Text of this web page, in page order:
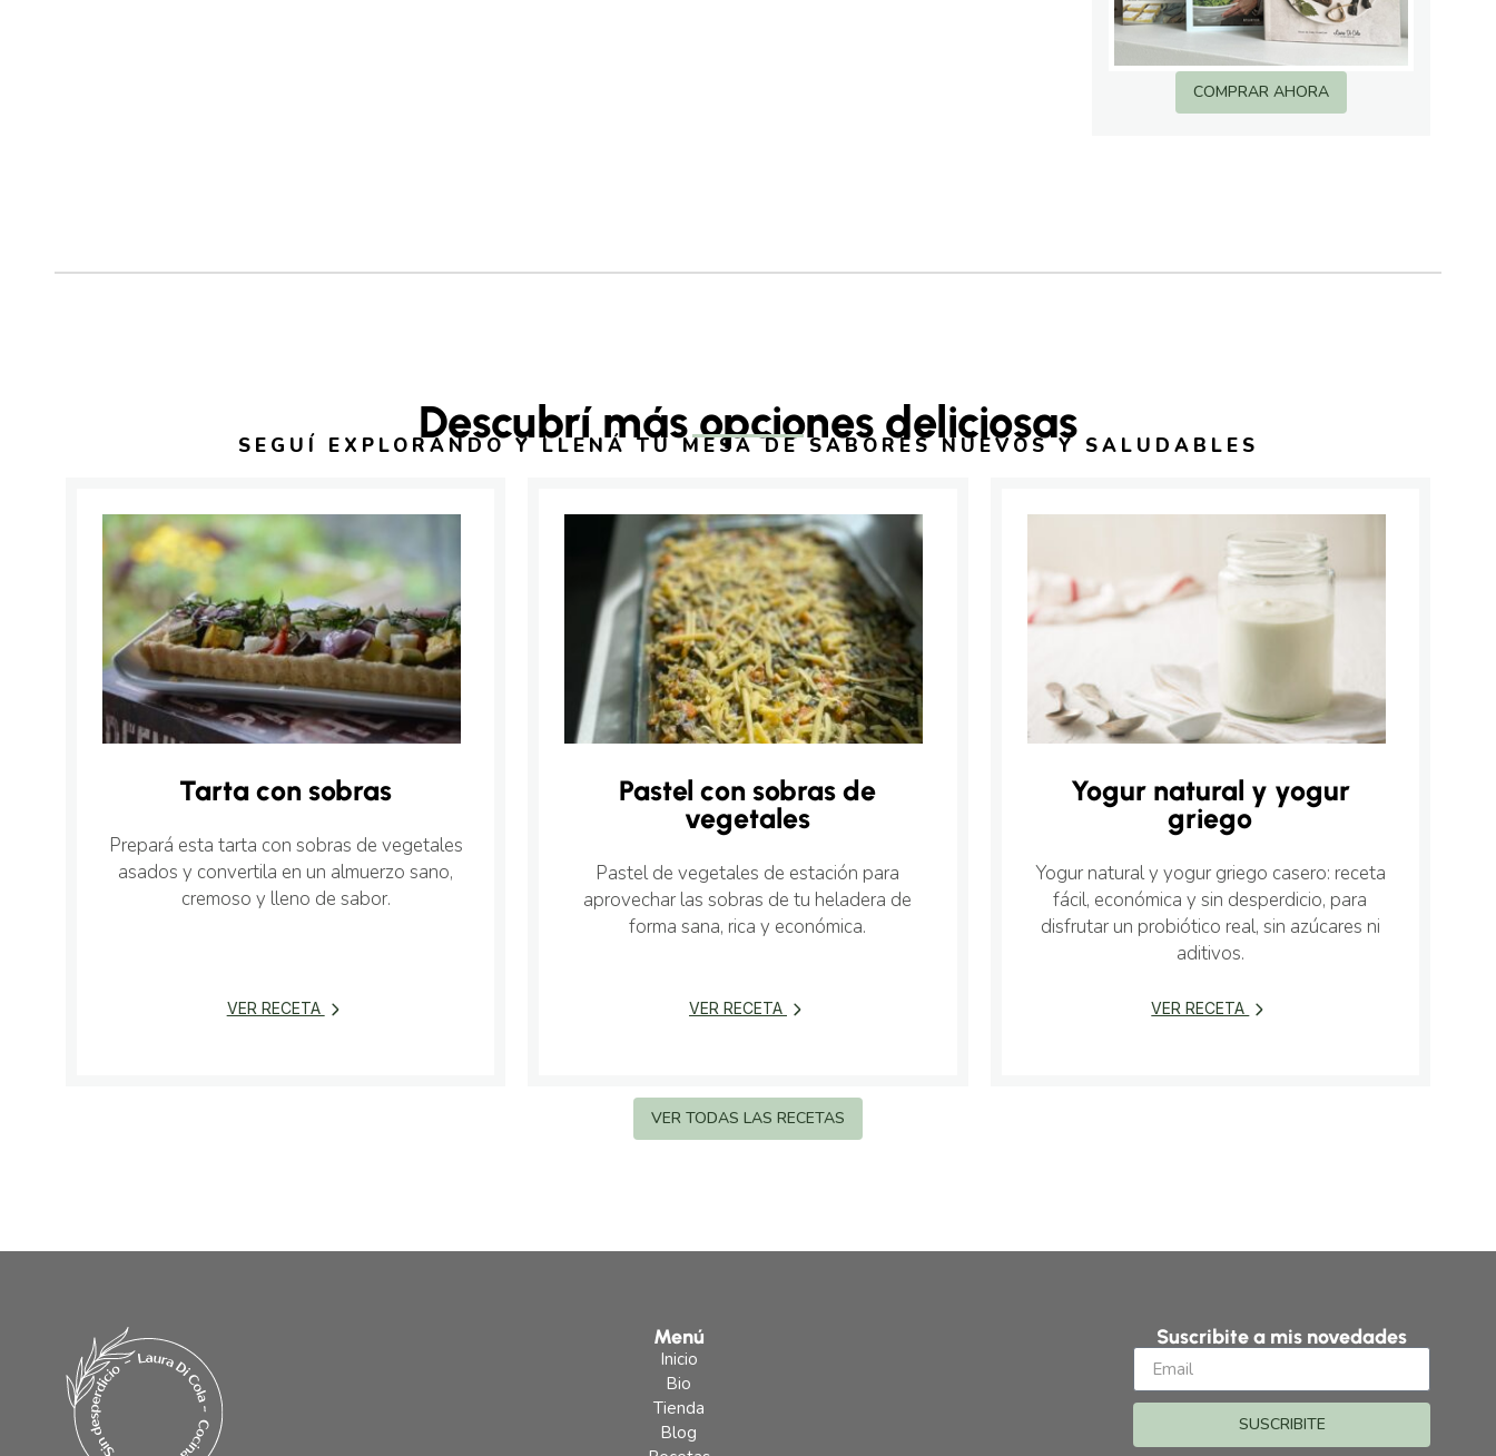
COMPRAR AHORA
Descubrí más opciones deliciosas
SEGUÍ EXPLORANDO Y LLENÁ TU MESA DE SABORES NUEVOS Y SALUDABLES
Tarta con sobras
Prepará esta tarta con sobras de vegetales
asados y convertila en un almuerzo sano,
cremoso y lleno de sabor.
VER RECETA
Pastel con sobras de
vegetales
Pastel de vegetales de estación para
aprovechar las sobras de tu heladera de
forma sana, rica y económica.
VER RECETA
Yogur natural y yogur
griego
Yogur natural y yogur griego casero: receta
fácil, económica y sin desperdicio, para
disfrutar un probiótico real, sin azúcares ni
aditivos.
VER RECETA
VER TODAS LAS RECETAS
Menú
Inicio
Bio
Tienda
Blog
Suscribite a mis novedades
SUSCRIBITE